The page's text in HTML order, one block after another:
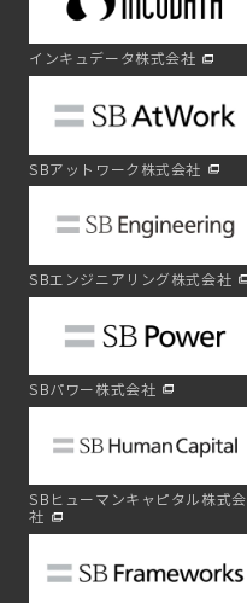
インキュデータ株式会社
SBアットワーク株式会社
SBエンジニアリング株式会社
SBパワー株式会社
SBヒューマンキャピタル株式会
社